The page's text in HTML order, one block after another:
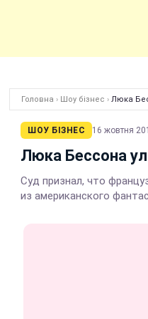
Головна › Шоу бізнес › Люка
ШОУ БІЗНЕС 16 жовтня
Люка Бессона
Суд признал, что
из американского